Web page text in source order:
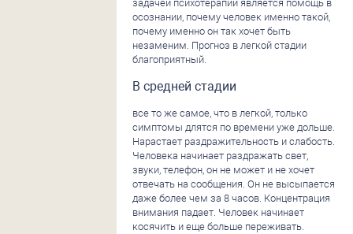
задачей психотерапии является помощь в
осознании, почему человек именно такой,
почему именно он так хочет быть
незаменим. Прогноз в легкой стадии
благоприятный.
В средней стадии
все то же самое, что в легкой, только
симптомы длятся по времени уже дольше.
Нарастает раздражительность и слабость.
Человека начинает раздражать свет,
звуки, телефон, он не может и не хочет
отвечать на сообщения. Он не высыпается
даже более чем за 8 часов. Концентрация
внимания падает. Человек начинает
косячить и еще больше переживать.